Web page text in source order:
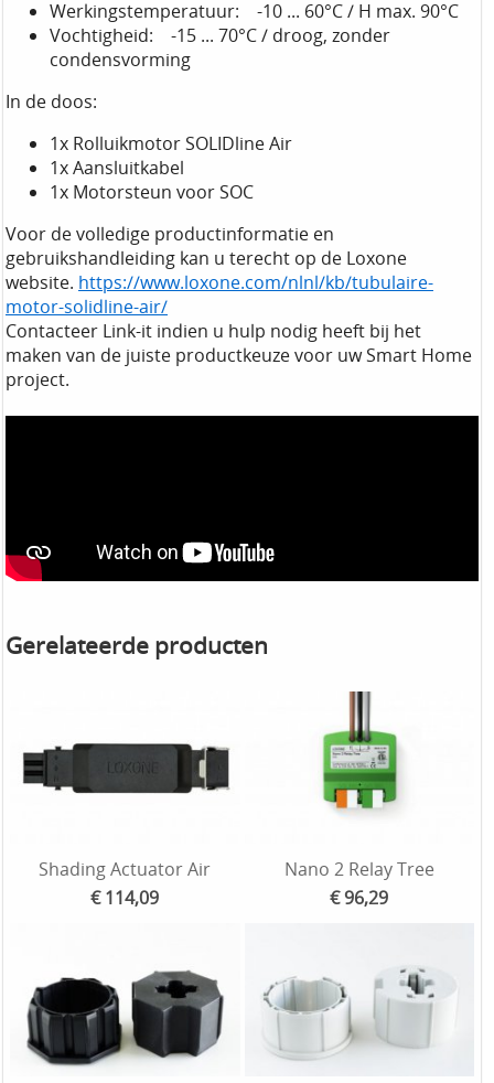
Werkingstemperatuur: -10 ... 60°C / H max. 90°C
Vochtigheid: -15 ... 70°C / droog, zonder
condensvorming
In de doos:
1x Rolluikmotor SOLIDline Air
1x Aansluitkabel
1x Motorsteun voor SOC
Voor de volledige productinformatie en
gebruikshandleiding kan u terecht op de Loxone
website. https://www.loxone.com/nlnl/kb/tubulaire-
motor-solidline-air/
Contacteer Link-it indien u hulp nodig heeft bij het
maken van de juiste productkeuze voor uw Smart Home
project.
Gerelateerde producten
Shading Actuator Air
€ 114,09
Nano 2 Relay Tree
€ 96,29